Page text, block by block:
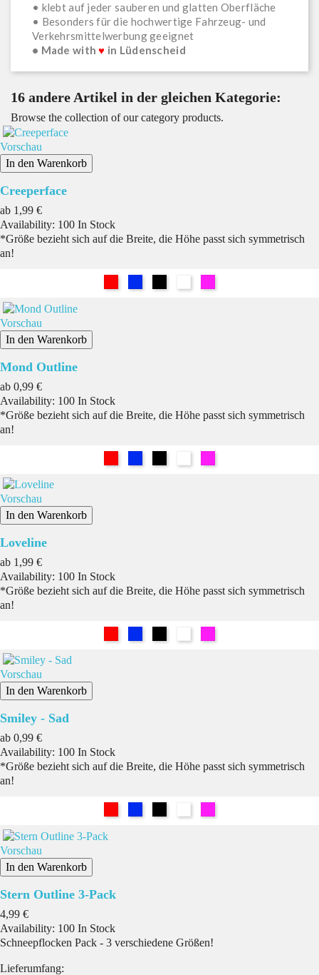
• klebt auf jeder sauberen und glatten Oberfläche
• Besonders für die hochwertige Fahrzeug- und
Verkehrsmittelwerbung geeignet
• Made with♥ in Lüdenscheid
16 andere Artikel in der gleichen Kategorie:
Browse the collection of our category products.
Vorschau
In den Warenkorb
Creeperface
ab Preis
1,99 €
Availability: 100 In Stock
*Größe bezieht sich auf die Breite, die Höhe passt sich symmetrisch
an!
Vorschau
In den Warenkorb
Mond Outline
ab Preis
0,99 €
Availability: 100 In Stock
*Größe bezieht sich auf die Breite, die Höhe passt sich symmetrisch
an!
Vorschau
In den Warenkorb
Loveline
ab Preis
1,99 €
Availability: 100 In Stock
*Größe bezieht sich auf die Breite, die Höhe passt sich symmetrisch
an!
Vorschau
In den Warenkorb
Smiley - Sad
ab Preis
0,99 €
Availability: 100 In Stock
*Größe bezieht sich auf die Breite, die Höhe passt sich symmetrisch
an!
Vorschau
In den Warenkorb
Stern Outline 3-Pack
Preis
4,99 €
Availability: 100 In Stock
Schneepflocken Pack - 3 verschiedene Größen!
Lieferumfang: